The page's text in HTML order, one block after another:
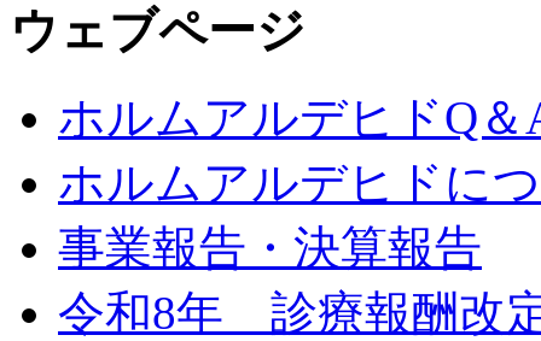
ウェブページ
ホルムアルデヒドQ＆
ホルムアルデヒドに
事業報告・決算報告
令和8年 診療報酬改